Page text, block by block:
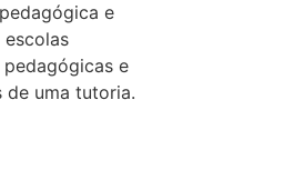
e
e
de uma tutoria.